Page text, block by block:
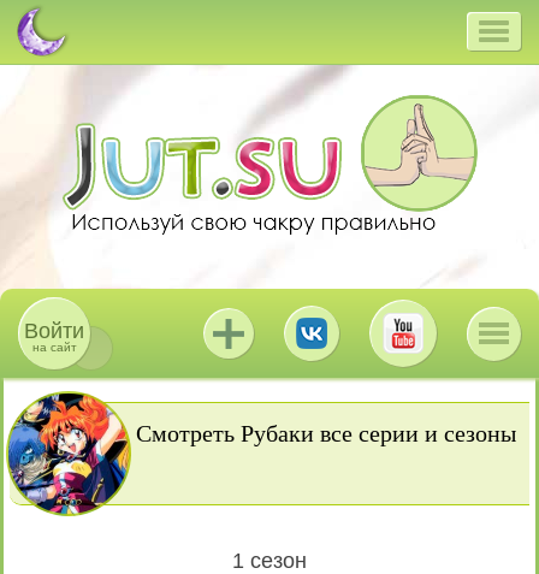
Войти
на сайт
Смотреть Рубаки все серии и сезоны
1 сезон